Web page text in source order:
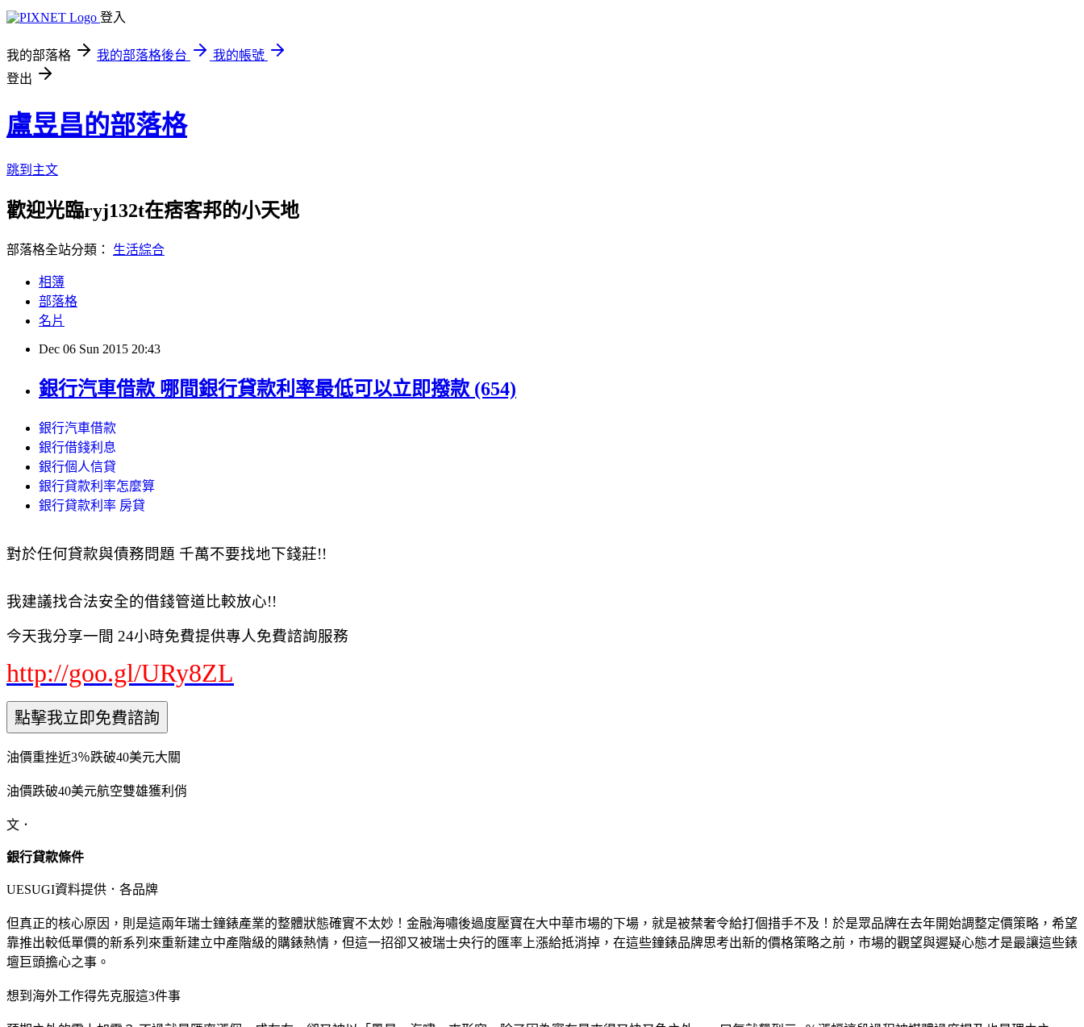
登入
我的部落格 我的部落格後台
我的帳號
登出
盧昱昌的部落格
跳到主文
歡迎光臨ryj132t在痞客邦的小天地
部落格全站分類： 生活綜合
相簿
部落格
名片
Dec 06 Sun 2015 20:43
銀行汽車借款 哪間銀行貸款利率最低可以立即撥款 (654)
銀行汽車借款
銀行借錢利息
銀行個人信貸
銀行貸款利率怎麼算
銀行貸款利率 房貸
對於任何貸款與債務問題 千萬不要找地下錢莊!!
我建議找合法安全的借錢管道比較放心!!
今天我分享一間 24小時免費提供專人免費諮詢服務
http://goo.gl/URy8ZL
油價重挫近3％跌破40美元大關
油價跌破40美元航空雙雄獲利俏
文．
銀行貸款條件
UESUGI資料提供．各品牌
但真正的核心原因，則是這兩年瑞士鐘錶產業的整體狀態確實不太妙！金融海嘯後過度壓寶在大中華市場的下場，就是被禁奢令給打個措手不及！於是眾品牌在去年開始調整定價策略，希望
靠推出較低單價的新系列來重新建立中產階級的購錶熱情，但這一招卻又被瑞士央行的匯率上漲給抵消掉，在這些鐘錶品牌思考出新的價格策略之前，市場的觀望與遲疑心態才是最讓這些錶
壇巨頭擔心之事。
想到海外工作得先克服這3件事